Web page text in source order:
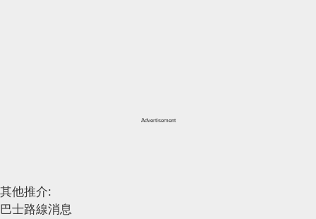
Advertisement
其他推介:
巴士路線消息